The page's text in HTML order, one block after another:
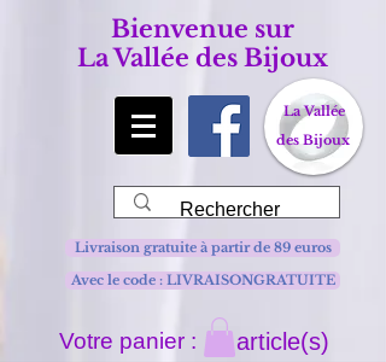
Bienvenue sur
La Vallée des Bijoux
La Vallée
des Bijoux
Avec le code : LIVRAISONGRATUITE
Livraison gratuite à partir de 89 euros
Votre panier : article(s)